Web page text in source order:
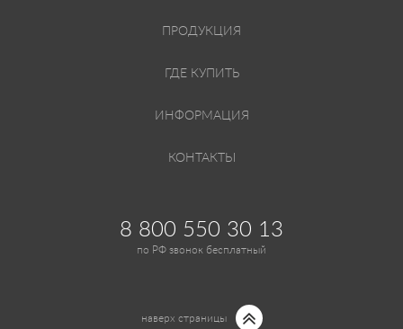
ПРОДУКЦИЯ
ГДЕ КУПИТЬ
ИНФОРМАЦИЯ
КОНТАКТЫ
8 800 550 30 13
по РФ звонок бесплатный
наверх страницы